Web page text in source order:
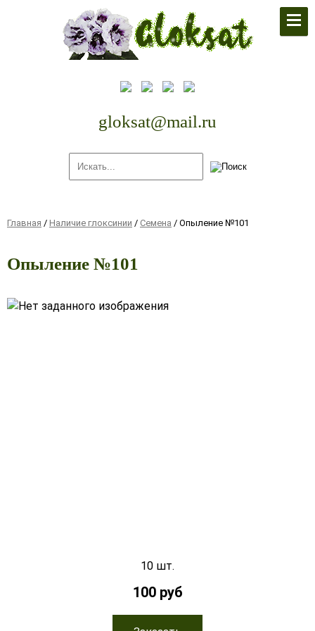
gloksat@mail.ru
Главная / Наличие глоксинии / Семена / Опыление №101
Опыление №101
10 шт.
100 руб
По поводу заявок писать на